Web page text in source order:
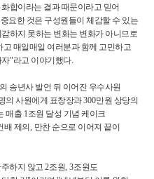
합이라는 결과 때문이라고 믿어
요한 것은 구성원들이 체감할 수 있는
하지 못하는 변화는 변화가 아니므로
매일매일 여러분과 함께 고민하고
자"라고 이야기했다.
송년사 발언 뒤 이어진 우수사원
의 사원에게 표창장과300만원 상당의
매출 1조원 달성 기념 케이크
배 제의 , 만찬 순으로 이어져 끝이
주하지 않고2조원, 3조원도